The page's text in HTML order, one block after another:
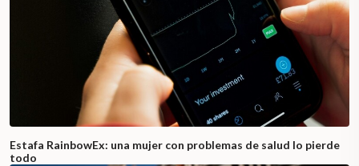
Estafa RainbowEx: una mujer con problemas de salud lo pierde
todo